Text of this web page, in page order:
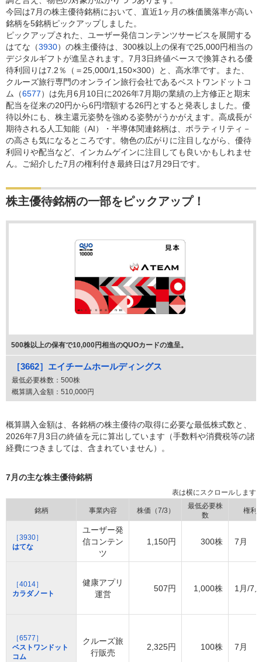
今回は7月の株主優待銘柄において、直近1ヶ月の株価騰落率が高い
銘柄を5銘柄ピックアップしました。
ピックアップされた、ユーザー発信コンテンツサービスを展開する
はてな（3930）の株主優待は、300株以上の保有で25,000円相当の
デジタルギフトが進呈されます。7月3日終値ベースで換算される優
待利回りは7.2％（＝25,000/1,150×300）と、高水準です。また、
クルーズ旅行専門のオンライン旅行会社であるベストワンドットコ
ム（6577）は先月6月10日に2026年7月期の業績の上方修正と期末
配当を従来の20円から6円増額する26円とすると発表しました。優
待以外にも、株主還元姿勢を強める姿勢がうかがえます。高成長が
期待される人工知能（AI）・半導体関連銘柄は、ボラティリティ－
の高さも気になるところです。物色の広がりに注目しながら、優待
利回りや配当など、インカムゲインに注目しても良いかもしれませ
ん。ご紹介した7月の権利付き最終日は7月29日です。
株主優待銘柄の一部をピックアップ！
500株以上の保有で10,000円相当のQUOカードの進呈。
［3662］エイチームホールディングス
最低必要株数： 500株
概算購入金額： 510,000円
概算購入金額は、各銘柄の株主優待の取得に必要な最低株式数と、
2026年7月3日の終値を元に算出しています（手数料や消費税等の諸
経費につきましては、含まれていません）。
7月の主な株主優待銘柄
銘柄 事業内容 株価（7/3）
最低必要株
数
権利
［3930］
はてな
ユーザー発
信コンテン
ツ
1,150円 300株 7月
［4014］
カラダノート
健康アプリ
運営
507円 1,000株 1月/7月
［6577］
ベストワンドット
コム
クルーズ旅
行販売
2,325円 100株 7月